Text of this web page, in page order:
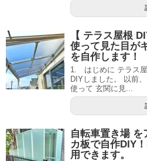
【 テラス屋根
使って見た目が
を自作します！
1. はじめに テラス
DIYしました。 以前
使って 玄関に見...
自転車置き場 を
カ板で自作DIY
用できます。